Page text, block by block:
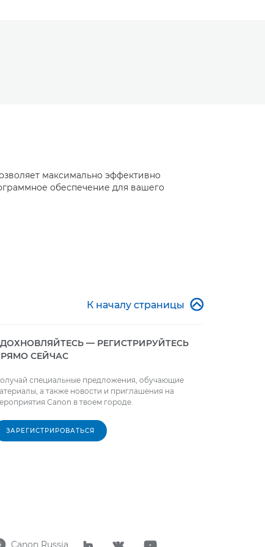
максимально эффективно
обеспечение для вашего
К началу страницы 
— РЕГИСТРИРУЙТЕСЬ
СЕЙЧАС
специальные предложения, обучающие
а также новости и приглашения на
Canon в твоем городе.
ЗАРЕГИСТРИРОВАТЬСЯ
Canon Russia   